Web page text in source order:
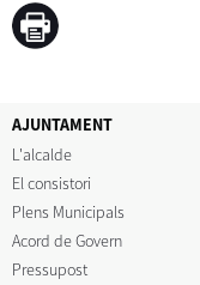
AJUNTAMENT
L'alcalde
El consistori
Plens Municipals
Acord de Govern
Pressupost